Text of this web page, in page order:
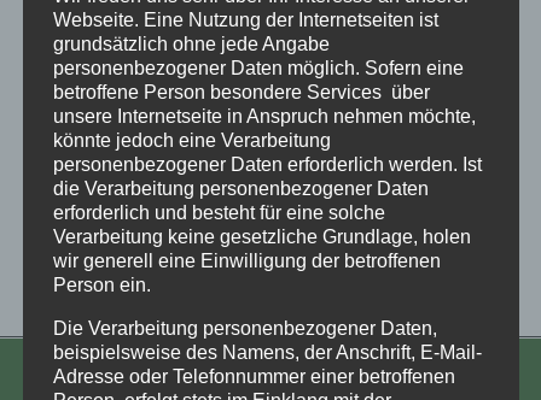
Kalender abonnieren
KONTAKT
Webseite. Eine Nutzung der Internetseiten ist
grundsätzlich ohne jede Angabe
personenbezogener Daten möglich. Sofern eine
betroffene Person besondere Services über
unsere Internetseite in Anspruch nehmen möchte,
könnte jedoch eine Verarbeitung
personenbezogener Daten erforderlich werden. Ist
die Verarbeitung personenbezogener Daten
erforderlich und besteht für eine solche
Verarbeitung keine gesetzliche Grundlage, holen
wir generell eine Einwilligung der betroffenen
Person ein.
Die Verarbeitung personenbezogener Daten,
beispielsweise des Namens, der Anschrift, E-Mail-
Adresse oder Telefonnummer einer betroffenen